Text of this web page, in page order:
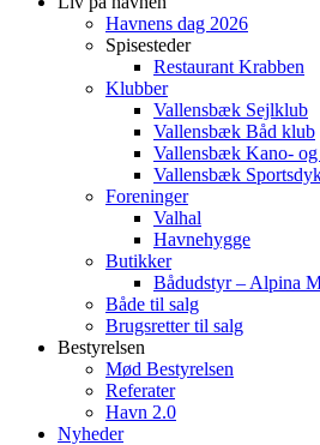
Havnens dag 2026
Spisesteder
Restaurant Krabben
Klubber
Vallensbæk Sejlklub
Vallensbæk Båd klub
Vallensbæk Kano-
Vallensbæk
Foreninger
Valhal
Havnehygge
Butikker
Bådudstyr – Alpina
Både til salg
Brugsretter til salg
Bestyrelsen
Mød Bestyrelsen
Referater
Havn 2.0
Nyheder